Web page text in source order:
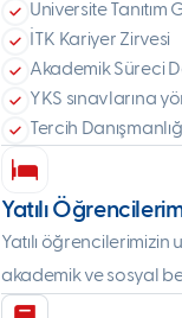
Üniversite Tanıtım
İTK Kariyer Zirvesi
Akademik Süreci
YKS sınavlarına
Tercih
Yatılı
Yatılı öğrencilerimizin
akademik ve sosyal